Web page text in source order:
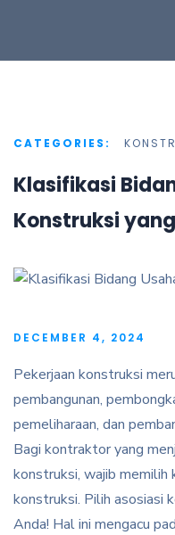
CATEGORIES:
Klasifikasi
Konstruksi
DECEMBER 4, 2024
Pekerjaan konstruksi
pembangunan,
pemeliharaan, dan
Bagi kontraktor yang
konstruksi, wajib memilih
konstruksi. Pilih asosiasi
Anda! Hal ini mengacu